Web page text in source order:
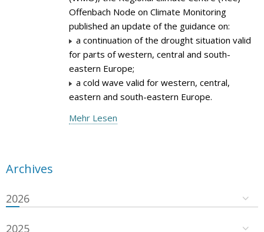
Offenbach Node on Climate Monitoring
published an update of the guidance on:
a continuation of the drought situation valid
for parts of western, central and south-
eastern Europe;
a cold wave valid for western, central,
eastern and south-eastern Europe.
Mehr Lesen
Archives
2026
2025